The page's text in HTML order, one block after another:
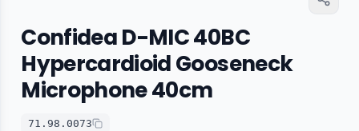
Confidea D-MIC 40BC
Hypercardioid Gooseneck
Microphone 40cm
71.98.0073